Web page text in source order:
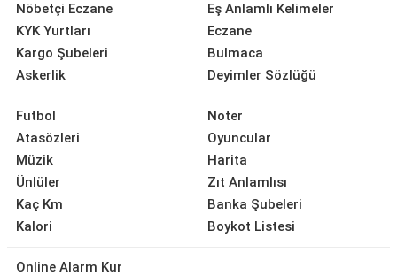
Nöbetçi Eczane
KYK Yurtları
Kargo Şubeleri
Askerlik
Eş Anlamlı Kelimeler
Eczane
Bulmaca
Deyimler Sözlüğü
Futbol
Atasözleri
Müzik
Ünlüler
Kaç Km
Kalori
Noter
Oyuncular
Harita
Zıt Anlamlısı
Banka Şubeleri
Boykot Listesi
Online Alarm Kur